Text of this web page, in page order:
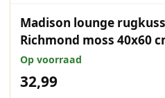
Madison lounge
Richmond moss 40x60
Op voorraad
32,99